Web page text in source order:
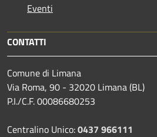
Eventi
CONTATTI
Comune di Limana
Via Roma, 90 - 32020 Limana (BL)
P.I./C.F. 00086680253
Centralino Unico:0437 966111